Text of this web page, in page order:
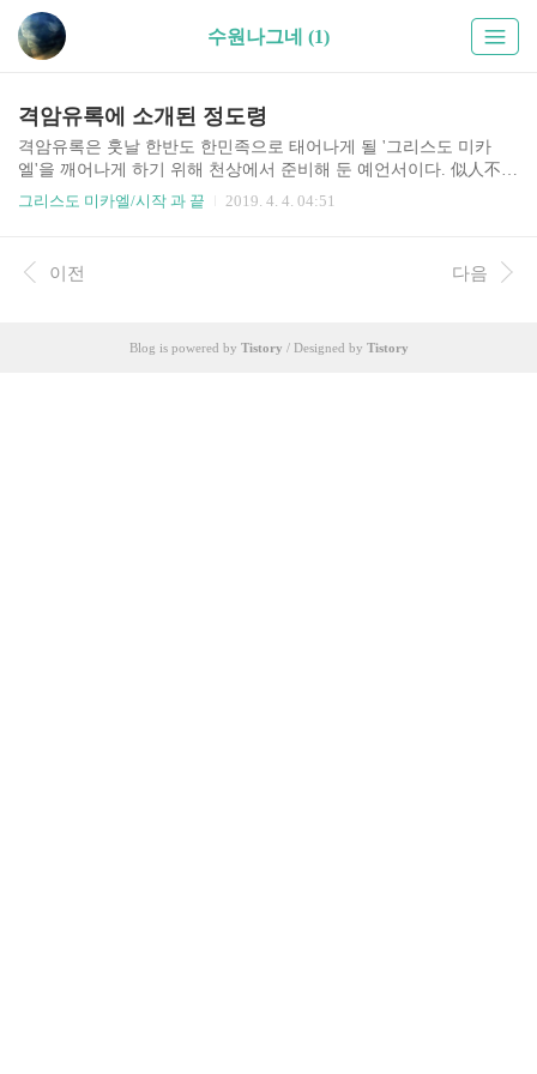
수원나그네 (1)
격암유록에 소개된 정도령
격암유록은 훗날 한반도 한민족으로 태어나게 될 '그리스도 미카
엘'을 깨어나게 하기 위해 천상에서 준비해 둔 예언서이다. 似人不人
金鳩鳥 見而不知木兎人 七十二氣造化里 성인(聖人: 似人不人)이 출
七十二氣)이며, 또한 육도삼략(六韜三略: 중국 고대의 병법서이기도
하지만 태공망(太公望)의 저서라고 전설로서 전하나 「주역(周易)」
이 되어 三十字 또는 열 석 자로 성인이 오신다고 하며, 이 木道는 세
그리스도 미카엘/시작 과 끝 2019. 4. 4. 04:51
이전 다음
Blog is powered by Tistory / Designed by Tistory